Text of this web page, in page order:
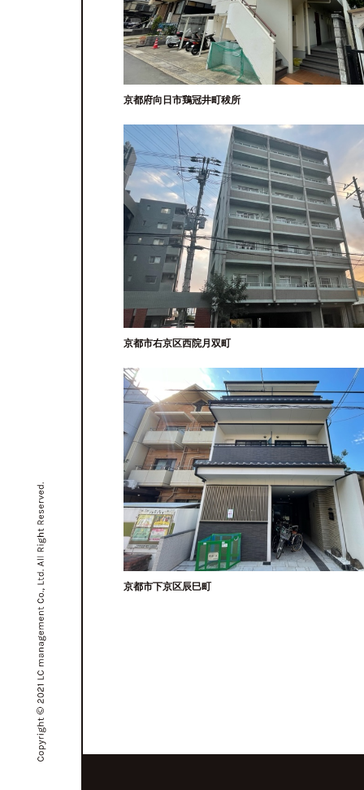
京都府向日市鶏冠井町秡所
京都市右京区西院月双町
京都市下京区辰巳町